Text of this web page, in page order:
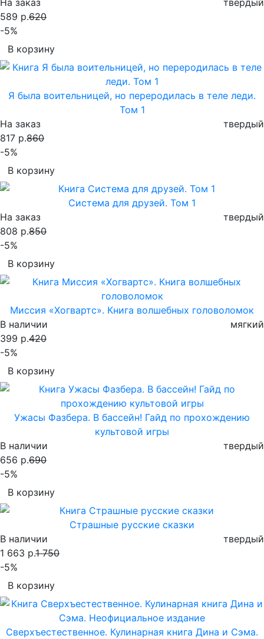
589 р.620
-5%
В корзину
Я была воительницей, но переродилась в теле леди.
Том 1
На заказ
твердый
817 р.860
-5%
В корзину
Система для друзей. Том 1
На заказ
твердый
808 р.850
-5%
В корзину
Миссия «Хогвартс». Книга волшебных головоломок
В наличии
мягкий
399 р.420
-5%
В корзину
Ужасы Фазбера. В бассейн! Гайд по прохождению
культовой игры
В наличии
твердый
656 р.690
-5%
В корзину
Страшные русские сказки
В наличии
твердый
1 663 р.1 750
-5%
В корзину
Сверхъестественное. Кулинарная книга Дина и Сэма.